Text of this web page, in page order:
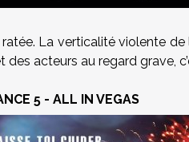
La verticalité violente
acteurs au regard grave,
5 - ALL IN VEGAS